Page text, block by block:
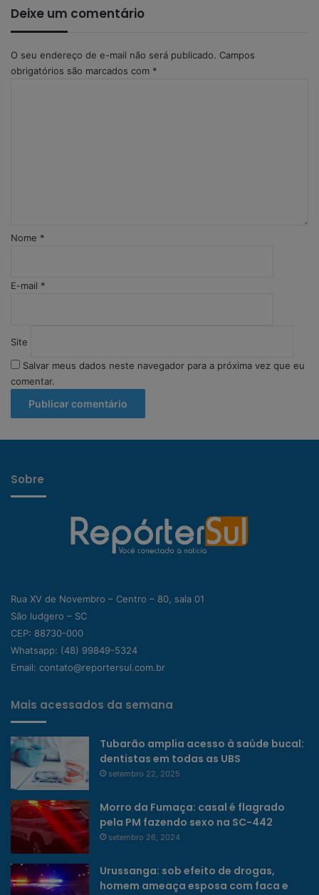
Deixe um comentário
O seu endereço de e-mail não será publicado. Campos
obrigatórios são marcados com *
*
Nome *
E-mail *
Site
Salvar meus dados neste navegador para a próxima vez que eu
comentar.
Sobre
Rua XV de Novembro – Centro – 80, sala 01
São ludgero – SC
CEP: 88730-000
Whatsapp: (48) 99849-5324
Email: contato@reportersul.com.br
Mais acessados da semana
Tubarão amplia acesso à saúde bucal:
dentistas em todas as UBS
setembro 22, 2025
Morro da Fumaça: casal é flagrado
pela PM fazendo sexo na SC-442
setembro 26, 2024
Urussanga: sob efeito de drogas,
homem ameaça esposa com faca e